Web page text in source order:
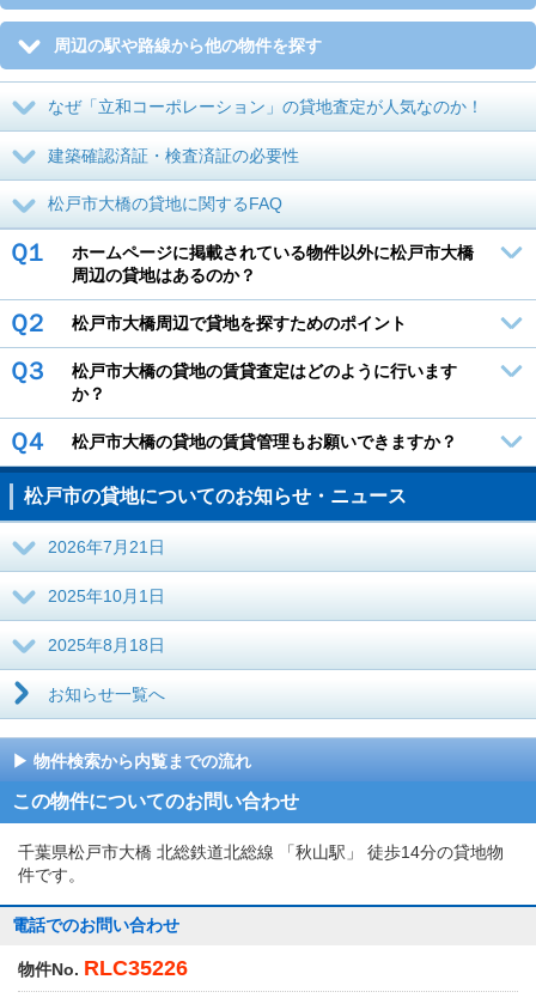
周辺の駅や路線から他の物件を探す
なぜ「立和コーポレーション」の貸地査定が人気なのか！
建築確認済証・検査済証の必要性
松戸市大橋の貸地に関するFAQ
Ｑ１
ホームページに掲載されている物件以外に松戸市大橋
周辺の貸地はあるのか？
Ｑ２ 松戸市大橋周辺で貸地を探すためのポイント
Ｑ３
松戸市大橋の貸地の賃貸査定はどのように行います
か？
Ｑ４ 松戸市大橋の貸地の賃貸管理もお願いできますか？
松戸市の貸地についてのお知らせ・ニュース
2026年7月21日
2025年10月1日
2025年8月18日
お知らせ一覧へ
物件検索から内覧までの流れ
この物件についてのお問い合わせ
千葉県松戸市大橋 北総鉄道北総線 「秋山駅」 徒歩14分の貸地物
件です。
電話でのお問い合わせ
物件No. RLC35226